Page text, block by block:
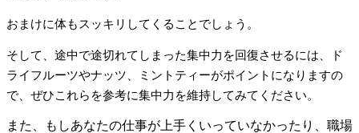
おまけに体もスッキリしてくることでしょう。
そして、途中で途切れてしまった集中力を回復させるには、ド
ライフルーツやナッツ、ミントティーがポイントになりますの
で、ぜひこれらを参考に集中力を維持してみてください。
また、もしあなたの仕事が上手くいっていなかったり、職場